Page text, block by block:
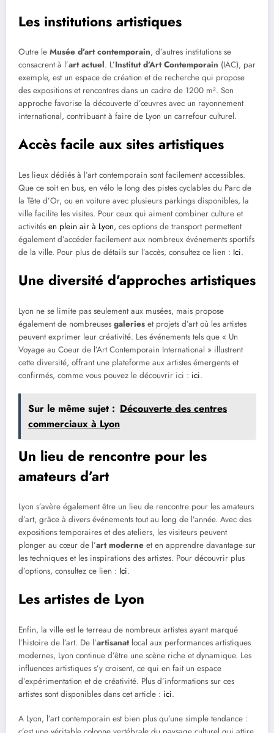
Les institutions artistiques
Outre le Musée d’art contemporain, d’autres institutions se
consacrent à l’art actuel. L’Institut d’Art Contemporain (IAC), par
exemple, est un espace de création et de recherche qui propose
des expositions et rencontres dans un cadre de 1200 m². Son
approche favorise la découverte d’œuvres avec un rayonnement
international, contribuant à faire de Lyon un carrefour culturel.
Accès facile aux sites artistiques
Les lieux dédiés à l’art contemporain sont facilement accessibles.
Que ce soit en bus, en vélo le long des pistes cyclables du Parc de
la Tête d’Or, ou en voiture avec plusieurs parkings disponibles, la
ville facilite les visites. Pour ceux qui aiment combiner culture et
activités en plein air à Lyon, ces options de transport permettent
également d’accéder facilement aux nombreux événements sportifs
de la ville. Pour plus de détails sur l’accès, consultez ce lien : Ici.
Une diversité d’approches artistiques
Lyon ne se limite pas seulement aux musées, mais propose
également de nombreuses galeries et projets d’art où les artistes
peuvent exprimer leur créativité. Les événements tels que « Un
Voyage au Coeur de l’Art Contemporain International » illustrent
cette diversité, offrant une plateforme aux artistes émergents et
confirmés, comme vous pouvez le découvrir ici : ici.
Sur le même sujet : Découverte des centres
commerciaux à Lyon
Un lieu de rencontre pour les
amateurs d’art
Lyon s’avère également être un lieu de rencontre pour les amateurs
d’art, grâce à divers événements tout au long de l’année. Avec des
expositions temporaires et des ateliers, les visiteurs peuvent
plonger au cœur de l’art moderne et en apprendre davantage sur
les techniques et les inspirations des artistes. Pour découvrir plus
d’options, consultez ce lien : Ici.
Les artistes de Lyon
Enfin, la ville est le terreau de nombreux artistes ayant marqué
l’histoire de l’art. De l’artisanatlocal aux performances artistiques
modernes, Lyon continue d’être une scène riche et dynamique. Les
influences artistiques s’y croisent, ce qui en fait un espace
d’expérimentation et de créativité. Plus d’informations sur ces
artistes sont disponibles dans cet article : ici.
A Lyon, l’art contemporain est bien plus qu’une simple tendance :